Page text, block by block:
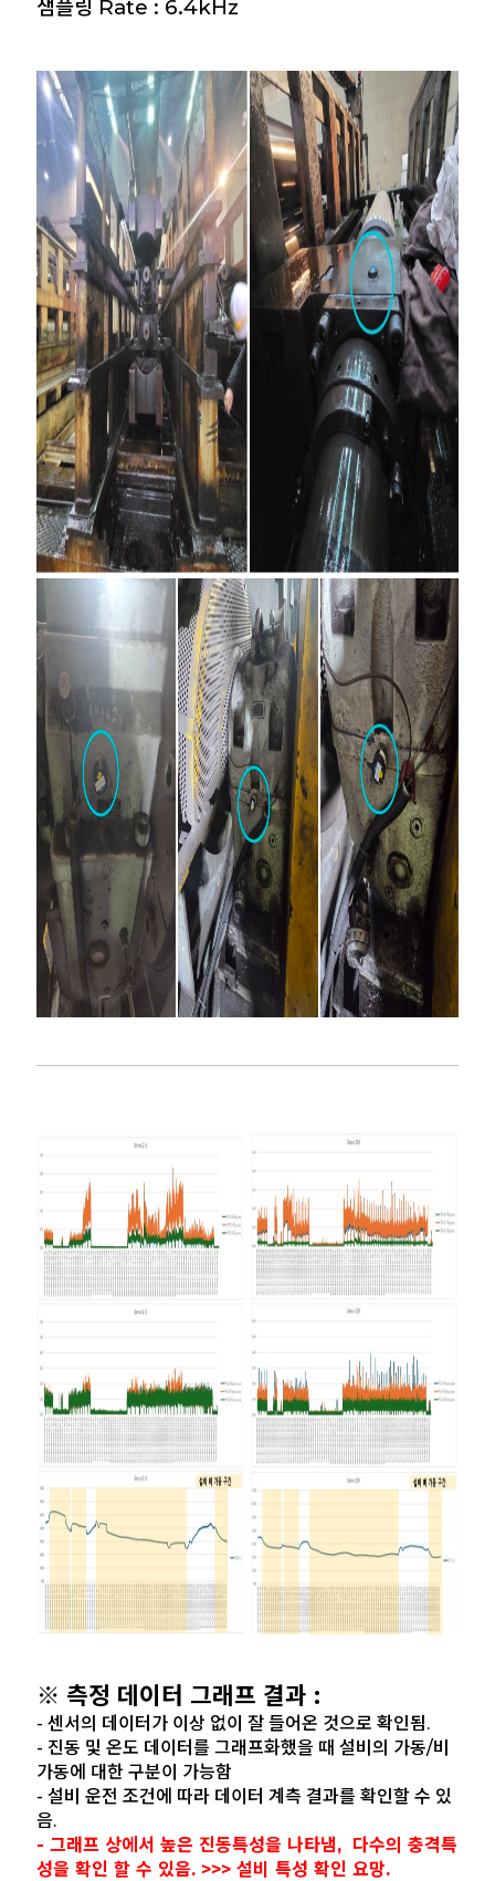
샘플링 Rate : 6.4kHz
※ 측정 데이터 그래프 결과 :
- 센서의 데이터가 이상 없이 잘 들어온 것으로 확인됨.
- 진동 및 온도 데이터를 그래프화했을 때 설비의 가동/비
가동에 대한 구분이 가능함
- 설비 운전 조건에 따라 데이터 계측 결과를 확인할 수 있
음.
- 그래프 상에서 높은 진동특성을 나타냄, 다수의 충격특
성을 확인 할 수 있음. >>> 설비 특성 확인 요망.